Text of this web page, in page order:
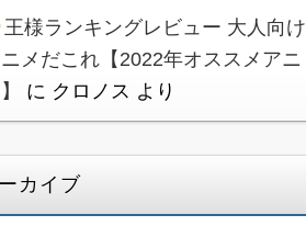
王様ランキングレビュー 大人向け
メだこれ【2022年オススメアニ
に クロノス より
カイブ